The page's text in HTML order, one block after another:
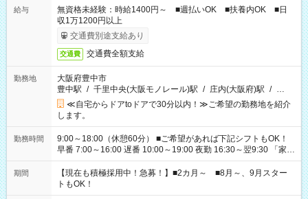
給与
無資格未経験：時給1400円～ ■週払いOK ■扶養内OK ■日
収1万1200円以上
交通費別途支給あり
交通費 交通費全額支給
勤務地
大阪府豊中市
豊中駅 / 千里中央(大阪モノレール)駅 / 庄内(大阪府)駅 / …
≪自宅からドアtoドアで30分以内！≫ご希望の勤務地を紹介
します。
勤務時間
9:00～18:00（休憩60分） ■ご希望があれば下記シフトもOK！
早番 7:00～16:00 遅番 10:00～19:00 夜勤 16:30～翌9:30 「家族
と休みを合わせたい」 「余裕を持って夕飯の準備がしたい」
「できれば残業はしたくない」 など、ご希望を教えてください
ね。 ※Wワーク希望の方へ 今ご覧のお仕事で希望する勤務時間
と、もう1つのお仕事の勤務時間。 合計で週40時間を超える場
期間
【現在も積極採用中！急募！】■2カ月～ ■8月～、9月スター
トもOK！